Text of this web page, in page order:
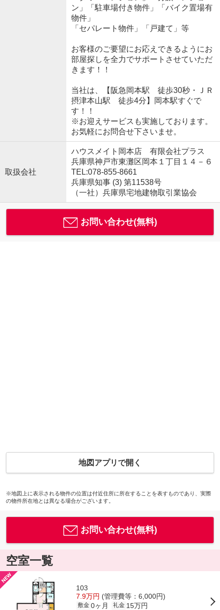
ン」「駐車場付き物件」「バイク置場有
物件」
「セパレート物件」「戸建て」等
お客様のご要望にお応えできるようにお
部屋探しを全力でサポートさせていただ
きます！！
当社は、【阪急岡本駅 徒歩30秒・ＪＲ
摂津本山駅 徒歩4分】岡本駅すぐで
す！！
※お迎えサービスも実施しております。
お気軽にお問合せ下さいませ。
取扱会社
ハウスメイト岡本店 有限会社プラス
兵庫県神戸市東灘区岡本１丁目１４－６
TEL:078-855-8661
兵庫県知事 (3) 第11538号
（一社）兵庫県宅地建物取引業協会
お問い合わせ(無料)
地図アプリで開く
※地図上に表示される物件の位置は付近住所に所在することを表すものであり、実際
の物件所在地とは異なる場合がございます。
お問い合わせ(無料)
空室一覧
103
7.9万円 (管理費等：6,000円)
敷金 0ヶ月 礼金 15万円